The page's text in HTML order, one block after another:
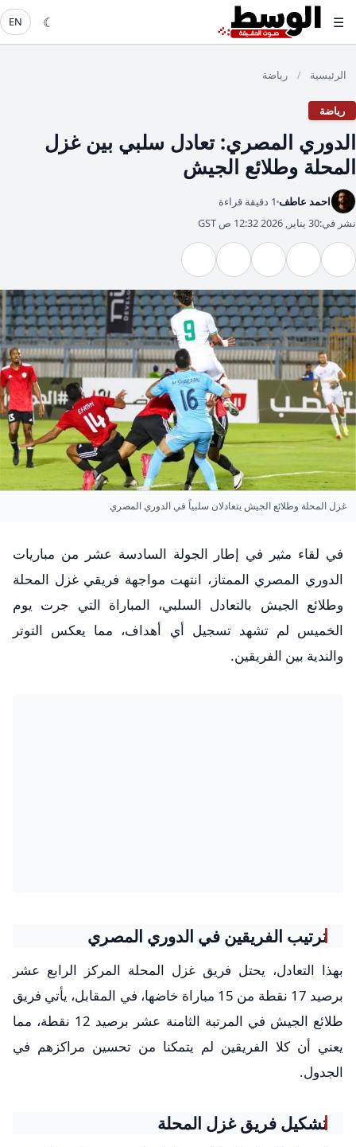
☰
☾
EN
الرئيسية / رياضة
رياضة
الدوري المصري: تعادل سلبي بين غزل
المحلة وطلائع الجيش
احمد عاطف 1 دقيقة قراءة
نشر في:30 يناير, 2026 12:32 ص GST
غزل المحلة وطلائع الجيش يتعادلان سلبياً في الدوري المصري
في لقاء مثير في إطار الجولة السادسة عشر من مباريات
الدوري المصري الممتاز، انتهت مواجهة فريقي غزل المحلة
وطلائع الجيش بالتعادل السلبي، المباراة التي جرت يوم
الخميس لم تشهد تسجيل أي أهداف، مما يعكس التوتر
والندية بين الفريقين.
ترتيب الفريقين في الدوري المصري
بهذا التعادل، يحتل فريق غزل المحلة المركز الرابع عشر
برصيد 17 نقطة من 15 مباراة خاضها، في المقابل، يأتي فريق
طلائع الجيش في المرتبة الثامنة عشر برصيد 12 نقطة، مما
يعني أن كلا الفريقين لم يتمكنا من تحسين مراكزهم في
الجدول.
تشكيل فريق غزل المحلة